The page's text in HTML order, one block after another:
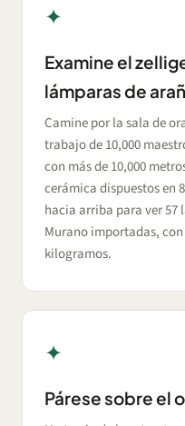
✦
Examine el
lámparas de
Camine por la sala de
trabajo de 10,000
con más de 10,000
cerámica dispuestos en
hacia arriba para ver 57
Murano importadas,
kilogramos.
✦
Párese sobre el